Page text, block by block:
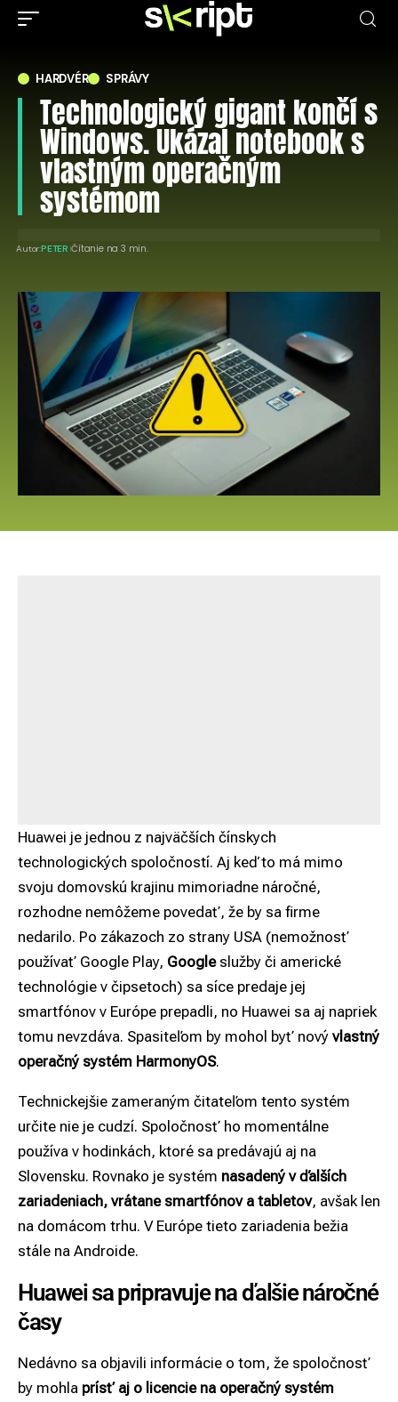
HARDVÉR SPRÁVY
Technologický gigant končí s
Windows. Ukázal notebook s
vlastným operačným
systémom
Autor:PETER Čítanie na 3 min.
Huawei je jednou z najväčších čínskych
technologických spoločností. Aj keď to má mimo
svoju domovskú krajinu mimoriadne náročné,
rozhodne nemôžeme povedať, že by sa firme
nedarilo. Po zákazoch zo strany USA (nemožnosť
používať Google Play, Googleslužby či americké
technológie v čipsetoch) sa síce predaje jej
smartfónov v Európe prepadli, no Huawei sa aj napriek
tomu nevzdáva. Spasiteľom by mohol byť nový vlastný
operačný systém HarmonyOS.
Technickejšie zameraným čitateľom tento systém
určite nie je cudzí. Spoločnosť ho momentálne
používa v hodinkách, ktoré sa predávajú aj na
Slovensku. Rovnako je systém nasadený v ďalších
zariadeniach, vrátane smartfónov a tabletov, avšak len
na domácom trhu. V Európe tieto zariadenia bežia
stále na Androide.
Huawei sa pripravuje na ďalšie náročné
časy
Nedávno sa objavili informácie o tom, že spoločnosť
by mohla prísť aj o licencie na operačný systém